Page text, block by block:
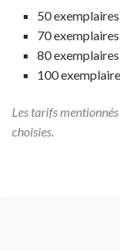
50 exemplaires
70 exemplaires
80 exemplaires
100
Les tarifs
choisies.